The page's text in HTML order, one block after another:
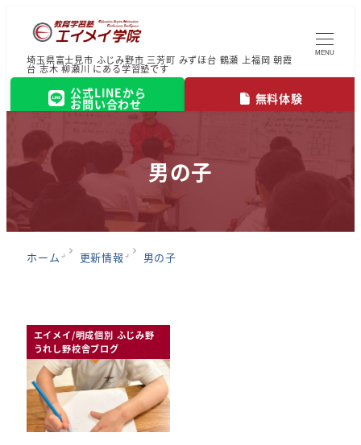
埼玉県富士見市 ふじみ野市 三芳町 みずほ台 鶴瀬 上福岡 朝霞
台 志木 柳瀬川 にある学習塾です
公式LINEから
お問い合わせ 無料体験
MENU
男の子
ホーム 更新情報 男の子
エイメイ/明成個別 ふじみ野
うれし野校舎ブログ